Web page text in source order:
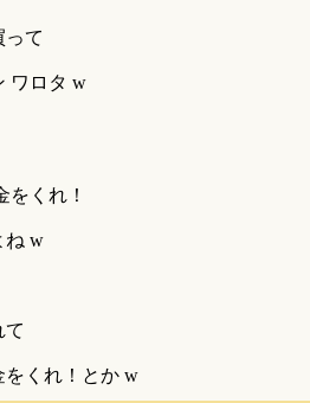
て
ワロタ w
をくれ！
ね w
て
をくれ！とか w